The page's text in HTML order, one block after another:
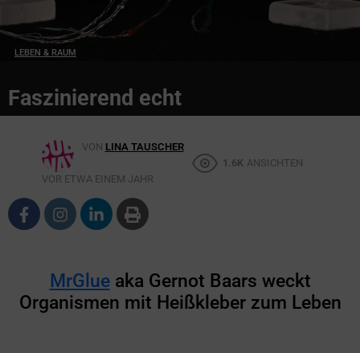
LEBEN & RAUM
Faszinierend echt
VON LINA TAUSCHER
VOR ETWA EINEM JAHR
1.6K ANSICHTEN
MrGlueaka Gernot Baars weckt
Organismen mit Heißkleber zum Leben